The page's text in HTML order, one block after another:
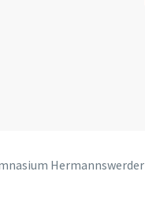
Hermannswerder